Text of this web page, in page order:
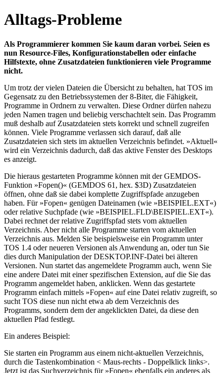
Alltags-Probleme
Als Programmierer kommen Sie kaum daran vorbei. Seien es
nun Resource-Files, Konfigurationstabellen oder einfache
Hilfstexte, ohne Zusatzdateien funktionieren viele Programme
nicht.
Um trotz der vielen Dateien die Übersicht zu behalten, hat TOS im
Gegensatz zu den Betriebssystemen der 8-Biter, die Fähigkeit,
Programme in Ordnern zu verwalten. Diese Ordner dürfen nahezu
jeden Namen tragen und beliebig verschachtelt sein. Das Programm
muß deshalb auf Zusatzdateien stets korrekt und schnell zugreifen
können. Viele Programme verlassen sich darauf, daß alle
Zusatzdateien sich stets im aktuellen Verzeichnis befindet. »Aktuell«
wird ein Verzeichnis dadurch, daß das aktive Fenster des Desktops
es anzeigt.
Die hieraus gestarteten Programme können mit der GEMDOS-
Funktion »Fopen()« (GEMDOS 61, hex. $3D) Zusatzdateien
öffnen, ohne daß sie dabei komplette Zugriffspfade anzugeben
haben. Für »Fopen« genügen Dateinamen (wie »BEISPIEL.EXT«)
oder relative Suchpfade (wie »BEISPIEL.FLD\BEISPIEL.EXT«).
Dabei rechnet der relative Zugriffspfad stets vom aktuellen
Verzeichnis. Aber nicht alle Programme starten vom aktuellen
Verzeichnis aus. Melden Sie beispielsweise ein Programm unter
TOS 1.4 oder neueren Versionen als Anwendung an, oder tun Sie
dies durch Manipulation der DESKTOP.INF-Datei bei älteren
Versionen. Nun startet das angemeldete Programm auch, wenn Sie
eine andere Datei mit einer spezifischen Extension, auf die Sie das
Programm angemeldet haben, anklicken. Wenn das gestartete
Programm einfach mittels »Fopen« auf eine Datei relativ zugreift, so
sucht TOS diese nun nicht etwa ab dem Verzeichnis des
Programms, sondern dem der angeklickten Datei, da diese den
aktuellen Pfad festlegt.
Ein anderes Beispiel:
Sie starten ein Programm aus einem nicht-aktuellen Verzeichnis,
durch die Tastenkombination < Maus-rechts - Doppelklick links>.
Jetzt ist das Suchverzeichnis für »Fopen« ebenfalls ein anderes als